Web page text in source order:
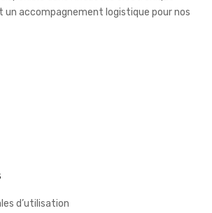
un accompagnement logistique pour nos
d’utilisation